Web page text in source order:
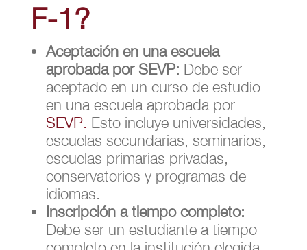
F-1?
Aceptación en una escuela
aprobada por SEVP: Debe ser
aceptado en un curso de estudio
en una escuela aprobada por
SEVP. Esto incluye universidades,
escuelas secundarias, seminarios,
escuelas primarias privadas,
conservatorios y programas de
idiomas.
Inscripción a tiempo completo:
Debe ser un estudiante a tiempo